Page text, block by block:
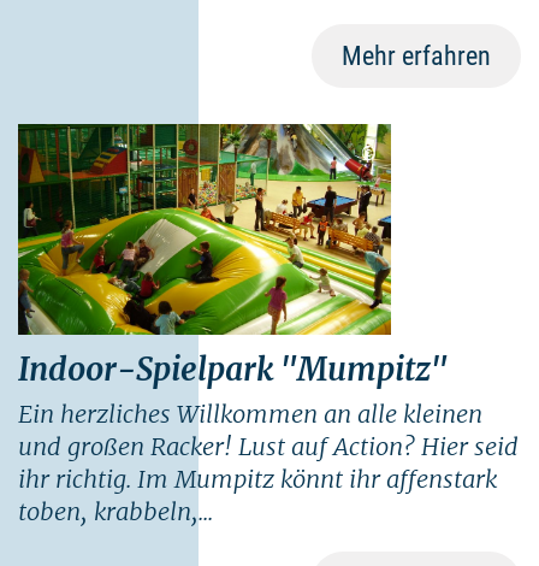
Mehr erfahren
©
Indoor-Spielpark "Mumpitz"
Ein herzliches Willkommen an alle kleinen
und großen Racker! Lust auf Action? Hier seid
ihr richtig. Im Mumpitz könnt ihr affenstark
toben, krabbeln,...